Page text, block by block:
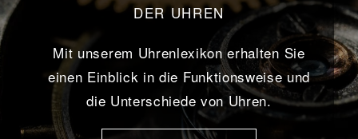
DER UHREN
Mit unserem Uhrenlexikon erhalten Sie
einen Einblick in die Funktionsweise und
die Unterschiede von Uhren.